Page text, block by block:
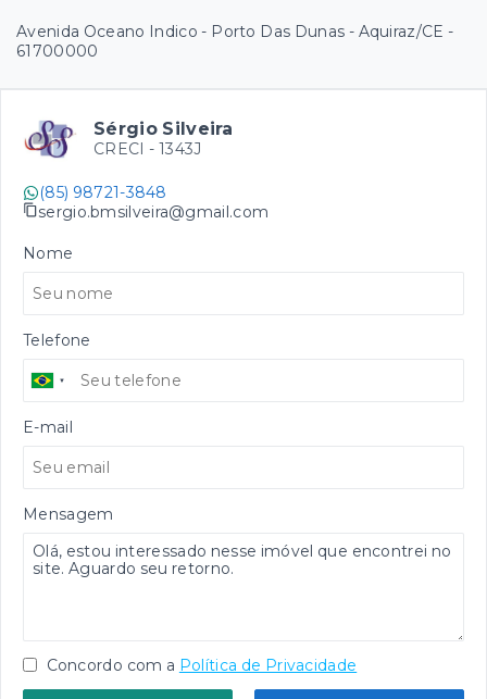
Avenida Oceano Indico - Porto Das Dunas - Aquiraz/CE -
61700000
Sérgio Silveira
CRECI - 1343J
(85) 98721-3848
sergio.bmsilveira@gmail.com
Nome
Telefone
E-mail
Mensagem
Concordo com a Política de Privacidade